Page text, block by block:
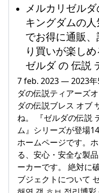
メルカリゼル
キングダムの人
でお得に通販
り買いが楽し
ゼルダ の 伝説
7 feb. 2023 — 2023年
ダの伝説ティアーズ
ダの伝説ブレス オブ
ね。 『ゼルダの伝説
ム』シリーズが登場
ホームページです。
る、安心・安全な製
ーカーです。 絶対に
ブジェクトについて